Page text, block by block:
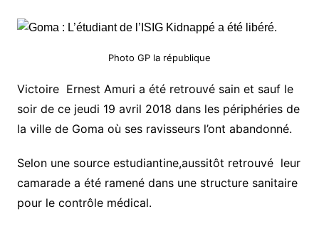
Photo GP la république
Victoire Ernest Amuri a été retrouvé sain et sauf le
soir de ce jeudi 19 avril 2018 dans les périphéries de
la ville de Goma où ses ravisseurs l’ont abandonné.
Selon une source estudiantine,aussitôt retrouvé leur
camarade a été ramené dans une structure sanitaire
pour le contrôle médical.